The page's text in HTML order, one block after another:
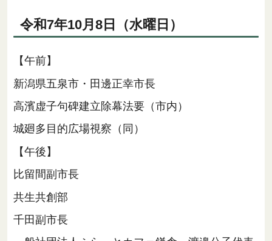
令和7年10月8日（水曜日）
【午前】
新潟県五泉市・田邊正幸市長
高濱虚子句碑建立除幕法要（市内）
城廻多目的広場視察（同）
【午後】
比留間副市長
共生共創部
千田副市長